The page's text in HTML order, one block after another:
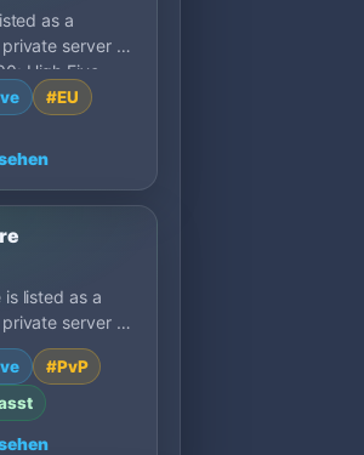
as a
server on
High Five,
#EU
listed as a
server on
High Five,
#PvP